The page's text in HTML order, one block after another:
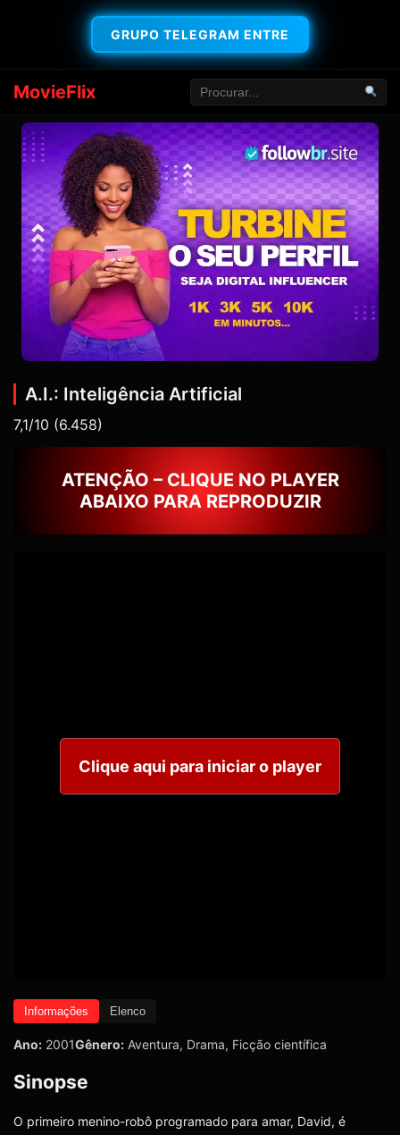
GRUPO TELEGRAM ENTRE
MovieFlix
A.I.: Inteligência Artificial
7,1/10 (6.458)
ATENÇÃO – CLIQUE NO PLAYER
ABAIXO PARA REPRODUZIR
Clique aqui para iniciar o player
Informações Elenco
Ano: 2001Gênero: Aventura, Drama, Ficção científica
Sinopse
O primeiro menino-robô programado para amar, David, é